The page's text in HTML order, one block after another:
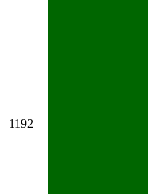
1192